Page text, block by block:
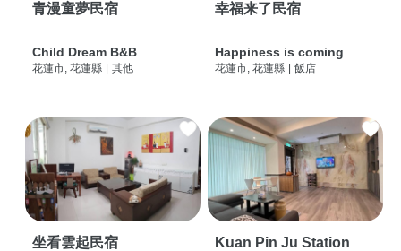
青漫童夢民宿
Child Dream B&B
花蓮市, 花蓮縣 其他
幸福来了民宿
Happiness is coming
花蓮市, 花蓮縣 飯店
坐看雲起民宿
Kuan Pin Ju Station